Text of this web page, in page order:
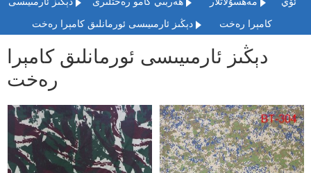
كامېرا رەخت
دېڭىز ئارمىيىسى ئورمانلىق كامېرا رەخت
دېڭىز ئارمىيىسى ئورمانلىق كامېرا
رەخت